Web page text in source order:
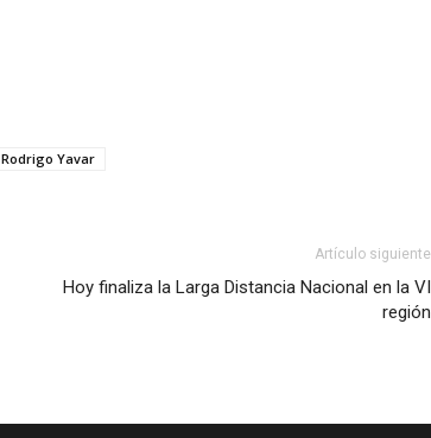
Rodrigo Yavar
Artículo siguiente
Hoy finaliza la Larga Distancia Nacional en la VI
región